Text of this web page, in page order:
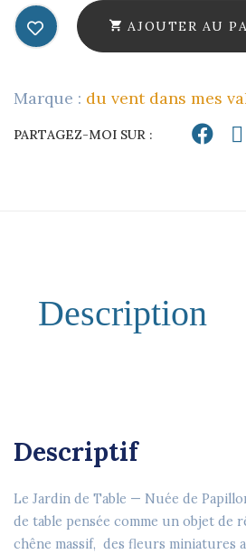
QUANTITY
AJOUTER AU
Marque : du vent dans mes
PARTAGEZ-MOI SUR :
Description
Descriptif
Le Jardin de Table — Nuée de
de table pensée comme un objet de
chêne massif, des fleurs miniatures